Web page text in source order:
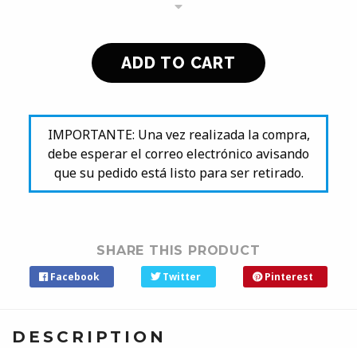
IMPORTANTE: Una vez realizada la compra,
debe esperar el correo electrónico avisando
que su pedido está listo para ser retirado.
SHARE THIS PRODUCT
Facebook Twitter Pinterest
DESCRIPTION